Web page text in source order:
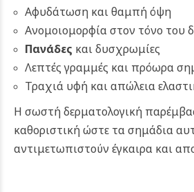
Αφυδάτωση και θαμπή όψη
Ανομοιομορφία στον τόνο του
Πανάδες και δυσχρωμίες
Λεπτές γραμμές και πρόωρα
Τραχιά υφή και απώλεια
Η σωστή δερματολογική
καθοριστική ώστε τα σημάδια
αντιμετωπιστούν έγκαιρα και